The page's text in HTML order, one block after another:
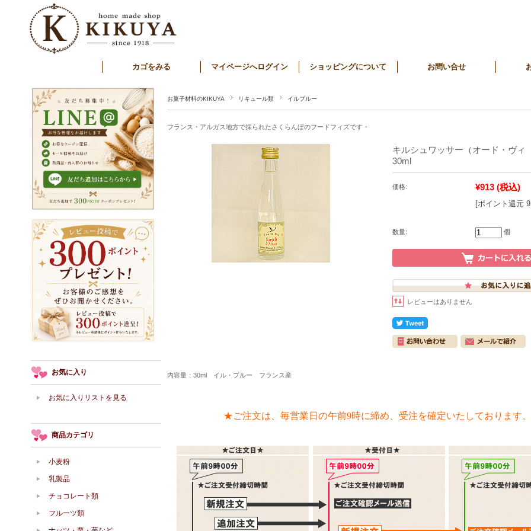
カゴをみる マイページへログイン ショッピングについて お問い合せ
お菓子材料のKIKUYA リキュール類 イルプルー
フランス・アルガス地方で採られたさくらんぼのフードフィズです・
キルシュワッサー（オード・ヴ
30ml
価格: ¥913 (税込)
[ポイント還元
数量: 個
レビューはありません
内容量：30ml イル・プルー フランス産
★ご注文は、毎営業日の午前9時に締め、受注を確定いたしております。
お気に入り
お気に入りリストを見る
商品カテゴリ
小麦粉
乳製品
チョコレート類
フルーツ類